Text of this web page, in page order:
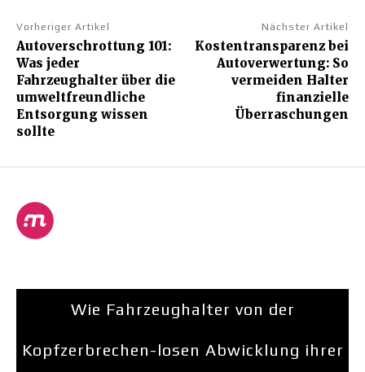
Vorheriger Artikel
Autoverschrottung 101:
Was jeder
Fahrzeughalter über die
umweltfreundliche
Entsorgung wissen
sollte
Nächster Artikel
Kostentransparenz bei
Autoverwertung: So
vermeiden Halter
finanzielle
Überraschungen
Wie Fahrzeughalter von der
Kopfzerbrechen-losen Abwicklung ihrer